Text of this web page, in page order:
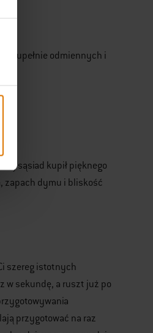
w zupełnie odmiennych i
sąsiad kupił pięknego
zapach dymu i bliskość
szereg istotnych
w sekundę, a ruszt już po
przygotować na raz